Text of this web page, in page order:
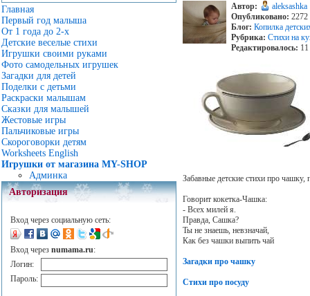
Главная
Первый год малыша
От 1 года до 2-х
Детские веселые стихи
Игрушки своими руками
Фото самодельных игрушек
Загадки для детей
Поделки с детьми
Раскраски малышам
Сказки для малышей
Жестовые игры
Пальчиковые игры
Скороговорки детям
Worksheets English
Игрушки от магазина MY-SHOP
Админка
Авторизация
Вход через социальную сеть:
Вход через numama.ru:
Логин:
Пароль:
Автор:
aleksashka
Опубликовано: 2272
Блог: Копилка
Рубрика: Стихи на
Редактировалось:
Забавные детские стихи про
Говорит кокетка-Чашка:
- Всех милей я.
Правда, Сашка?
Ты не знаешь, невзначай,
Как без чашки выпить чай
Загадки про чашку
Стихи про посуду